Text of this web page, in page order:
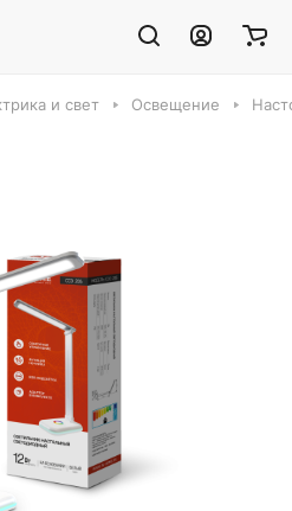
и свет Освещение